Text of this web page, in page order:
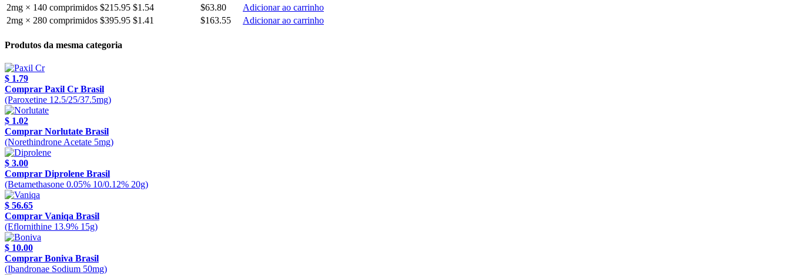
2mg × 140 comprimidos $215.95 $1.54 $63.80
Adicionar ao carrinho
2mg × 280 comprimidos $395.95 $1.41 $163.55 Adicionar ao carrinho
Produtos da mesma categoria
$ 1.79
Comprar Paxil Cr Brasil
(Paroxetine 12.5/25/37.5mg)
$ 1.02
Comprar Norlutate Brasil
(Norethindrone Acetate 5mg)
$ 3.00
Comprar Diprolene Brasil
(Betamethasone 0.05% 10/0.12% 20g)
$ 56.65
Comprar Vaniqa Brasil
(Eflornithine 13.9% 15g)
$ 10.00
Comprar Boniva Brasil
(Ibandronae Sodium 50mg)